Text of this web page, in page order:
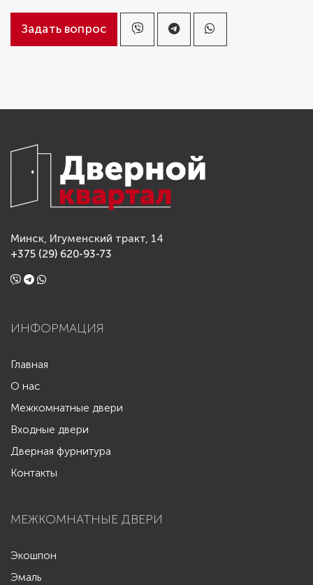
Задать вопрос
Минск, Игуменский тракт, 14
+375 (29) 620-93-73
ИНФОРМАЦИЯ
Главная
О нас
Межкомнатные двери
Входные двери
Дверная фурнитура
Контакты
МЕЖКОМНАТНЫЕ ДВЕРИ
Экошпон
Эмаль